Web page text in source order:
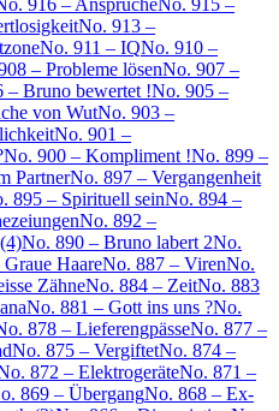
916 – AnsprücheNo. 915 –
No. 913 –
No. 911 – IQNo. 910 –
– Probleme lösenNo. 907 –
– Bruno bewertet !No. 905 –
von WutNo. 903 –
No. 901 –
No. 900 – Kompliment !No. 899 –
PartnerNo. 897 – Vergangenheit
895 – Spirituell seinNo. 894 –
No. 892 –
No. 890 – Bruno labert 2No.
HaareNo. 887 – VirenNo.
ZähneNo. 884 – ZeitNo. 883
No. 881 – Gott ins uns ?No.
878 – LieferengpässeNo. 877 –
No. 875 – VergiftetNo. 874 –
872 – ElektrogeräteNo. 871 –
869 – ÜbergangNo. 868 – Ex-